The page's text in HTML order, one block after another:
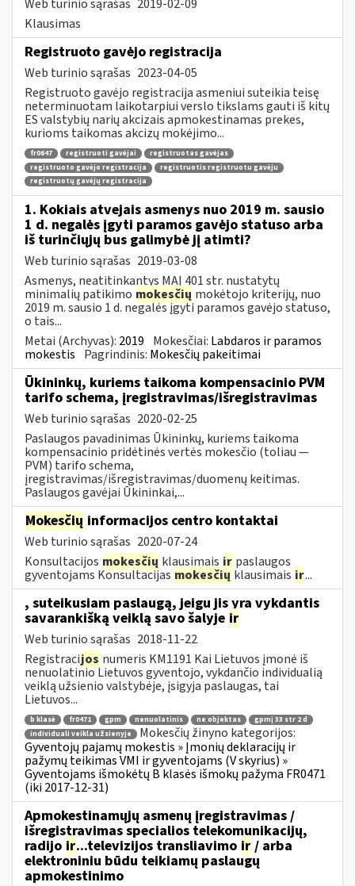
Web turinio sąrašas 2019-02-09
Klausimas
Registruoto gavėjo registracija
Web turinio sąrašas 2023-04-05
Registruoto gavėjo registracija asmeniui suteikia teisę
neterminuotam laikotarpiui verslo tikslams gauti iš kitų
ES valstybių narių akcizais apmokestinamas prekes,
kurioms taikomas akcizų mokėjimo...
fr0647 registruoti gavėjai
registruotas gavėjas
registruoto gavėjo registracija
registruotis registruotu gavėju
registruotų gavėjų registracija
1. Kokiais atvejais asmenys nuo 2019 m. sausio
1 d. negalės įgyti paramos gavėjo statuso arba
iš turinčiųjų bus galimybė jį atimti?
Web turinio sąrašas 2019-03-08
Asmenys, neatitinkantys MAĮ 401 str. nustatytų
minimalių patikimo mokesčių mokėtojo kriterijų, nuo
2019 m. sausio 1 d. negalės įgyti paramos gavėjo statuso,
o tais...
Metai (Archyvas): 2019 Mokesčiai: Labdaros ir paramos
mokestis Pagrindinis: Mokesčių pakeitimai
Ūkininkų, kuriems taikoma kompensacinio PVM
tarifo schema, įregistravimas/išregistravimas
Web turinio sąrašas 2020-02-25
Paslaugos pavadinimas Ūkininkų, kuriems taikoma
kompensacinio pridėtinės vertės mokesčio (toliau —
PVM) tarifo schema,
įregistravimas/išregistravimas/duomenų keitimas.
Paslaugos gavėjai Ūkininkai,...
Mokesčių informacijos centro kontaktai
Web turinio sąrašas 2020-07-24
Konsultacijos mokesčių klausimais ir paslaugos
gyventojams Konsultacijas mokesčiųklausimais ir...
, suteikusiam paslaugą, jeigu jis yra vykdantis
savarankišką veiklą savo šalyje ir
Web turinio sąrašas 2018-11-22
Registracijos numeris KM1191 Kai Lietuvos įmonė iš
nenuolatinio Lietuvos gyventojo, vykdančio individualią
veiklą užsienio valstybėje, įsigyja paslaugas, tai
Lietuvos...
b klasė fr0471 gpm nenuolatinis ne objektas
gpmį 33 str 2 d
individuali veikla užsienyje
Mokesčių žinyno kategorijos:
Gyventojų pajamų mokestis » Įmonių deklaracijų ir
pažymų teikimas VMI ir gyventojams (V skyrius) »
Gyventojams išmokėtų B klasės išmokų pažyma FR0471
(iki 2017-12-31)
Apmokestinamųjų asmenų įregistravimas /
išregistravimas specialios telekomunikacijų,
radijo ir...televizijos transliavimo ir / arba
elektroniniu būdu teikiamų paslaugų
apmokestinimo